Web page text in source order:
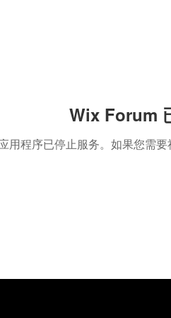
Wix Forum
用程序已停止服务。如果您需